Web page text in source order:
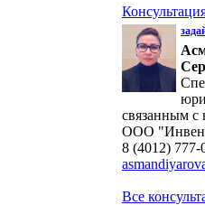
связанным
ООО
8 (4012) 777-
Все